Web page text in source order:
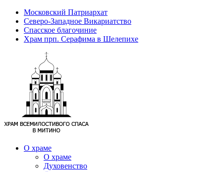
Московский Патриархат
Северо-Западное Викариатство
Спасское благочиние
Храм прп. Серафима в Шелепихе
О храме
О храме
Духовенство